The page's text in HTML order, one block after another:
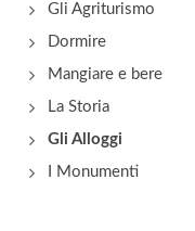
Gli Agriturismo
Dormire
Mangiare e bere
La Storia
Gli Alloggi
I Monumenti